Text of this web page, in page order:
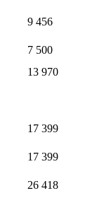
9 456
7 500
13 970
17 399
17 399
26 418